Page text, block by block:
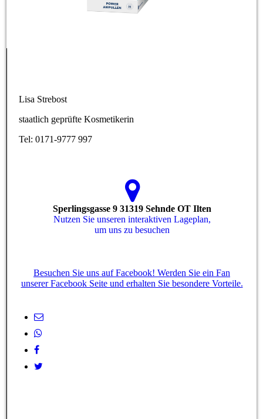
Lisa Strebost
staatlich geprüfte Kosmetikerin
Tel: 0171-9777 997
Sperlingsgasse 9 31319 Sehnde OT Ilten
Nutzen Sie unseren interaktiven La­ge­plan,
um uns zu besuchen
Besuchen Sie uns auf Facebook! Werden Sie ein Fan
unserer Facebook Seite und erhalten Sie besondere Vorteile.